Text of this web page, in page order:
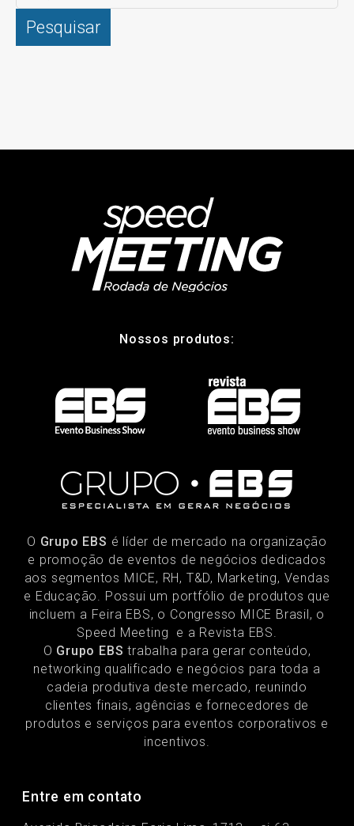
por:
Nossos produtos:
O Grupo EBS é líder de mercado na organização
e promoção de eventos de negócios dedicados
aos segmentos MICE, RH, T&D, Marketing, Vendas
e Educação. Possui um portfólio de produtos que
incluem a Feira EBS, o Congresso MICE Brasil, o
Speed Meeting e a Revista EBS.
O Grupo EBS trabalha para gerar conteúdo,
networking qualificado e negócios para toda a
cadeia produtiva deste mercado, reunindo
clientes finais, agências e fornecedores de
produtos e serviços para eventos corporativos e
incentivos.
Entre em contato